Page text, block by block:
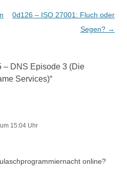
0d126 – ISO 27001: Fluch oder
Segen? →
– DNS Episode 3 (Die
Services)“
15:04 Uhr
online?